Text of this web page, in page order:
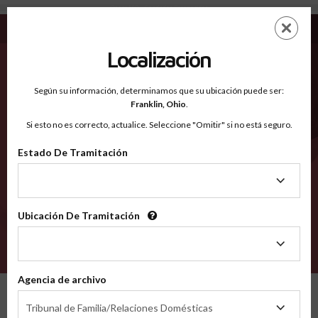
Osage MO - Condados Reconocidos
EN
Condados Reconocidos
2600
Localización
Según su información, determinamos que su ubicación puede ser:
Franklin, Ohio.
Si esto no es correcto, actualice. Seleccione "Omitir" si no está seguro.
Estado De Tramitación
Tramitación
Ubicación De Tramitación
Tramitación
Agencia de archivo
Tribunal de Familia/Relaciones Domésticas
de